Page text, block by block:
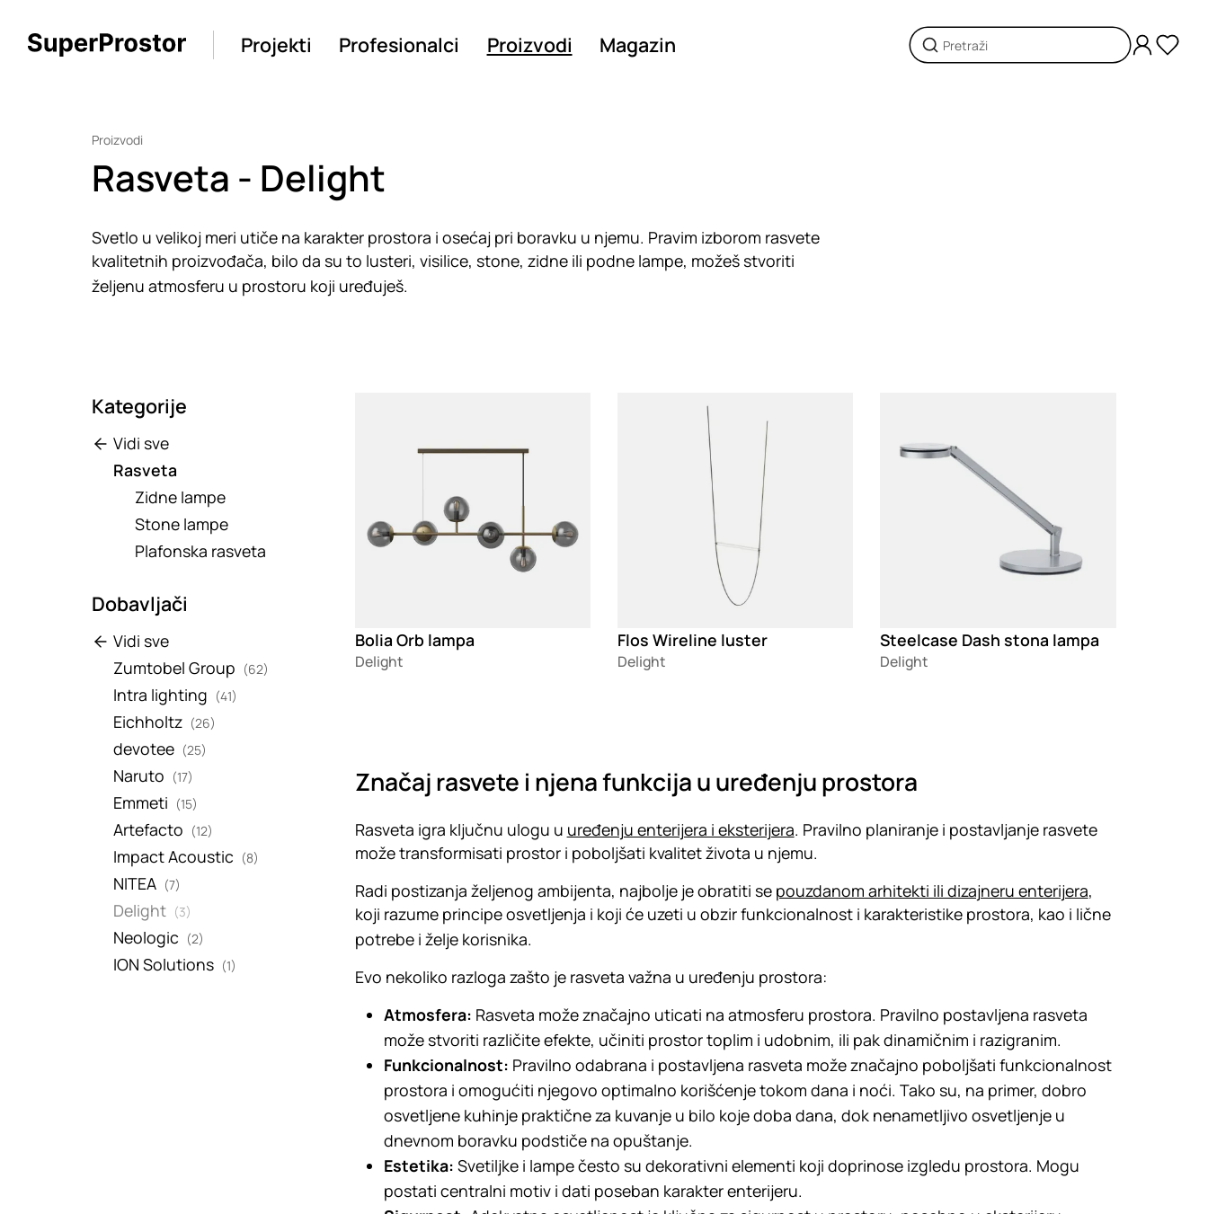
Projekti Profesionalci Proizvodi Magazin
Proizvodi
Rasveta - Delight
Svetlo u velikoj meri utiče na karakter prostora i osećaj pri boravku u njemu. Pravim izborom rasvete
kvalitetnih proizvođača, bilo da su to lusteri, visilice, stone, zidne ili podne lampe, možeš stvoriti
željenu atmosferu u prostoru koji uređuješ.
Kategorije
Vidi sve
Rasveta
Zidne lampe
Stone lampe
Plafonska rasveta
Dobavljači
Vidi sve
Zumtobel Group (62)
Intra lighting (41)
Eichholtz (26)
devotee (25)
Naruto (17)
Emmeti (15)
Artefacto (12)
Impact Acoustic (8)
NITEA (7)
Delight (3)
Neologic (2)
ION Solutions (1)
Bolia Orb lampa
Delight
Flos Wireline luster
Delight
Steelcase Dash stona lampa
Delight
Značaj rasvete i njena funkcija u uređenju prostora
Rasveta igra ključnu ulogu u uređenju enterijera i eksterijera. Pravilno planiranje i postavljanje rasvete
može transformisati prostor i poboljšati kvalitet života u njemu.
Radi postizanja željenog ambijenta, najbolje je obratiti se pouzdanom arhitekti ili dizajneru enterijera,
koji razume principe osvetljenja i koji će uzeti u obzir funkcionalnost i karakteristike prostora, kao i lične
potrebe i želje korisnika.
Evo nekoliko razloga zašto je rasveta važna u uređenju prostora:
Atmosfera: Rasveta može značajno uticati na atmosferu prostora. Pravilno postavljena rasveta
može stvoriti različite efekte, učiniti prostor toplim i udobnim, ili pak dinamičnim i razigranim.
Funkcionalnost: Pravilno odabrana i postavljena rasveta može značajno poboljšati funkcionalnost
prostora i omogućiti njegovo optimalno korišćenje tokom dana i noći. Tako su, na primer, dobro
osvetljene kuhinje praktične za kuvanje u bilo koje doba dana, dok nenametljivo osvetljenje u
dnevnom boravku podstiče na opuštanje.
Estetika: Svetiljke i lampe često su dekorativni elementi koji doprinose izgledu prostora. Mogu
postati centralni motiv i dati poseban karakter enterijeru.